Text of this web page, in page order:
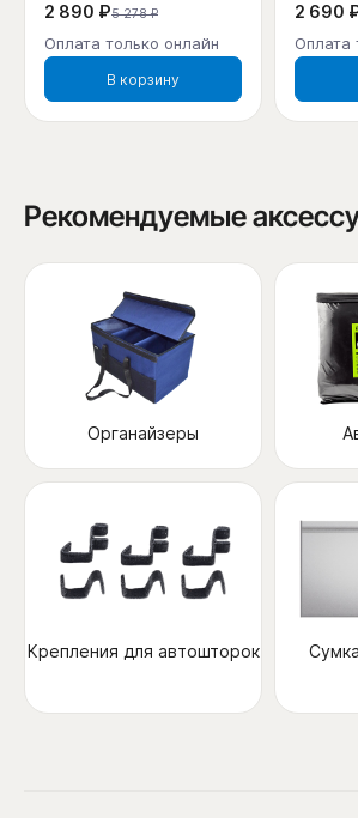
2 890 ₽5 278 ₽
Оплата только онлайн
В корзину
2 690
Оплата
Рекомендуемые
Органайзеры
Крепления для автошторок